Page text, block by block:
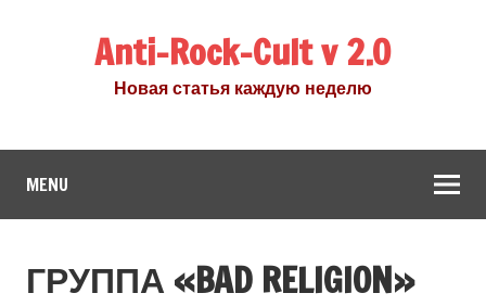
Anti-Rock-Cult v 2.0
Новая статья каждую неделю
MENU
ГРУППА «BAD RELIGION»